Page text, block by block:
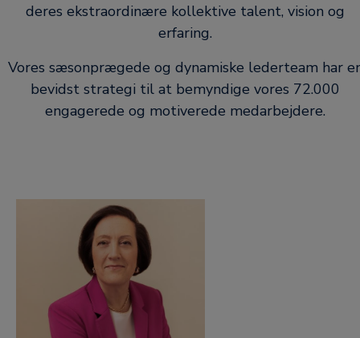
deres ekstraordinære kollektive talent, vision og
erfaring.
Vores sæsonprægede og dynamiske lederteam har
bevidst strategi til at bemyndige vores 72.000
engagerede og motiverede medarbejdere.